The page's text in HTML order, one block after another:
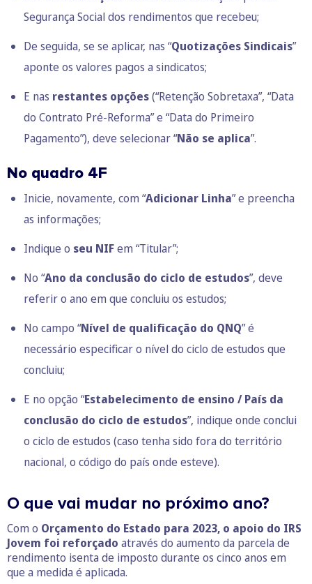
Segurança Social dos rendimentos que recebeu;
De seguida, se se aplicar, nas “Quotizações Sindicais”
aponte os valores pagos a sindicatos;
E nas restantes opções(“Retenção Sobretaxa”, “Data
do Contrato Pré-Reforma” e “Data do Primeiro
Pagamento”), deve selecionar “Não se aplica”.
No quadro 4F
Inicie, novamente, com “Adicionar Linha” e preencha
as informações;
Indique o seu NIFem “Titular”;
No “Ano da conclusão do ciclo de estudos”, deve
referir o ano em que concluiu os estudos;
No campo “Nível de qualificação do QNQ” é
necessário especificar o nível do ciclo de estudos que
concluiu;
E no opção “Estabelecimento de ensino / País da
conclusão do ciclo de estudos”, indique onde conclui
o ciclo de estudos (caso tenha sido fora do território
nacional, o código do país onde esteve).
O que vai mudar no próximo ano?
Com o Orçamento do Estado para 2023, o apoio do IRS
Jovem foi reforçado através do aumento da parcela de
rendimento isenta de imposto durante os cinco anos em
que a medida é aplicada.